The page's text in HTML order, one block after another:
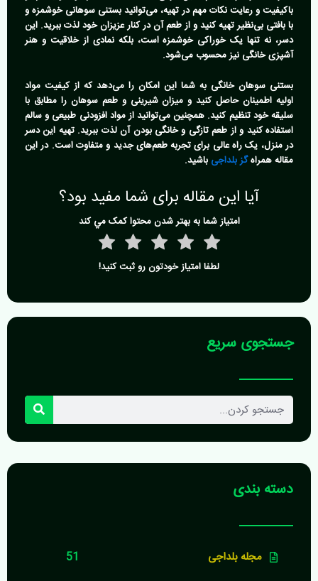
باکیفیت و رعایت نکات مهم در تهیه، می‌توانید بستنی سوهانی خوشمزه و
با بافتی بی‌نظیر تهیه کنید و از طعم آن در کنار عزیزان خود لذت ببرید. این
دسر، نه تنها یک خوراکی خوشمزه است، بلکه نمادی از خلاقیت و هنر
آشپزی خانگی نیز محسوب می‌شود.
بستنی سوهان خانگی به شما این امکان را می‌دهد که از کیفیت مواد
اولیه اطمینان حاصل کنید و میزان شیرینی و طعم سوهان را مطابق با
سلیقه خود تنظیم کنید. همچنین می‌توانید از مواد افزودنی طبیعی و سالم
استفاده کنید و از طعم تازگی و خانگی بودن آن لذت ببرید. تهیه این دسر
در منزل، یک راه عالی برای تجربه طعم‌های جدید و متفاوت است. در این
مقاله همراهگز بلداجی باشید.
آیا این مقاله برای شما مفید بود؟
امتياز شما به بهتر شدن محتوا کمک مي کند
لطفا امتیاز خودتون رو ثبت کنید!
جستجوی سریع
جستجو
کردن
دسته بندی
مجله بلداجی 51